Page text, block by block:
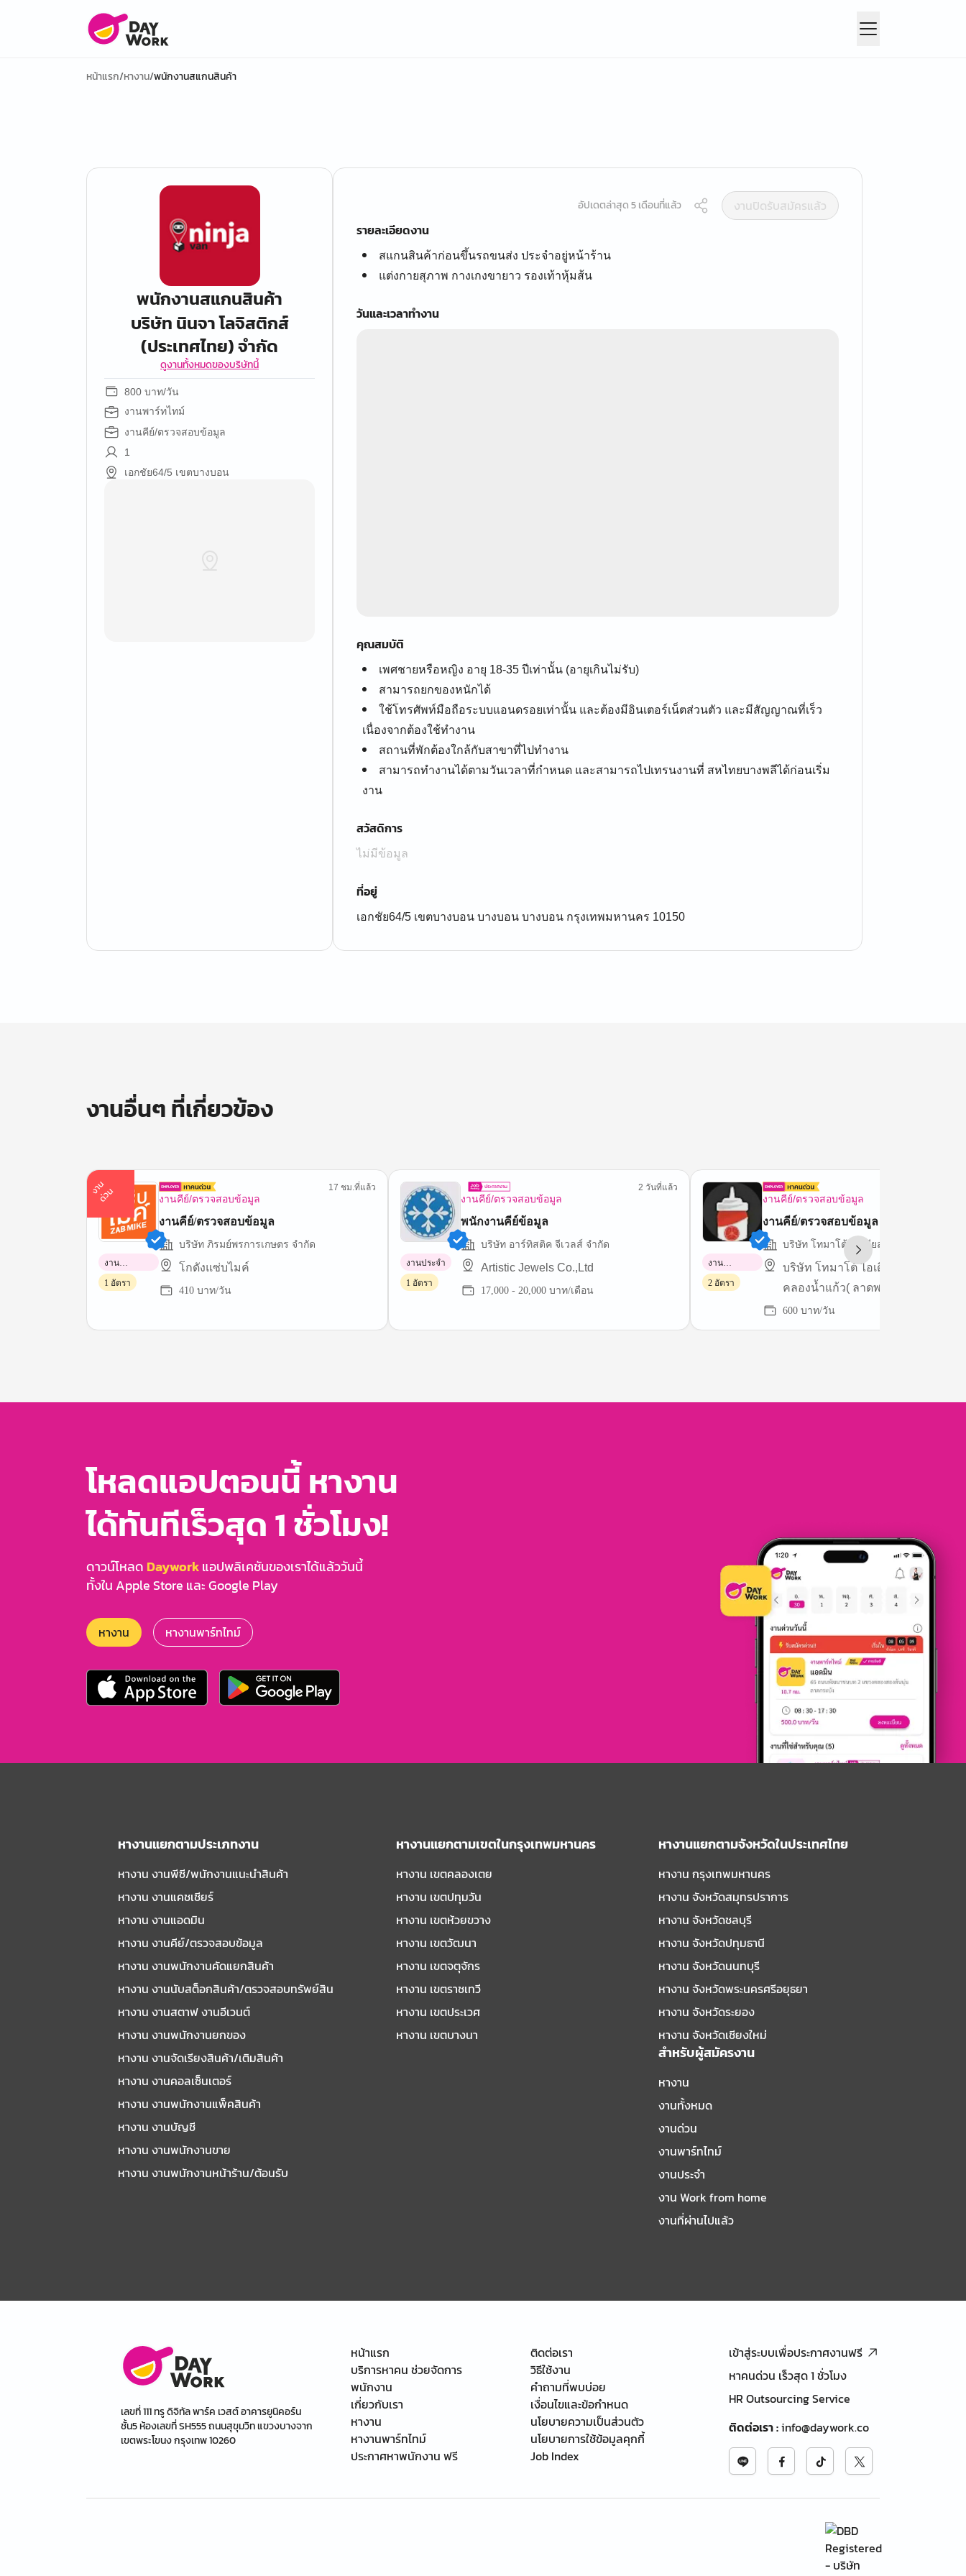
หน้าแรก/หางาน/พนักงานสแกนสินค้า
พนักงานสแกนสินค้า
บริษัท นินจา โลจิสติกส์
(ประเทศไทย) จำกัด
ดูงานทั้งหมดของบริษัทนี้
800 บาท/วัน
งานพาร์ทไทม์
งานคีย์/ตรวจสอบข้อมูล
1
เอกชัย64/5 เขตบางบอน
อัปเดตล่าสุด 5 เดือนที่แล้ว
งานปิดรับสมัครแล้ว
รายละเอียดงาน
สแกนสินค้าก่อนขึ้นรถขนส่ง ประจำอยู่หน้าร้าน
แต่งกายสุภาพ กางเกงขายาว รองเท้าหุ้มส้น
วันและเวลาทำงาน
คุณสมบัติ
เพศชายหรือหญิง อายุ 18-35 ปีเท่านั้น (อายุเกินไม่รับ)
สามารถยกของหนักได้
ใช้โทรศัพท์มือถือระบบแอนดรอยเท่านั้น และต้องมีอินเตอร์เน็ตส่วนตัว และมีสัญญาณที่เร็ว
เนื่องจากต้องใช้ทำงาน
สถานที่พักต้องใกล้กับสาขาที่ไปทำงาน
สามารถทำงานได้ตามวันเวลาที่กำหนด และสามารถไปเทรนงานที่ สหไทยบางพลีได้ก่อนเริ่ม
งาน
สวัสดิการ
ไม่มีข้อมูล
ที่อยู่
เอกชัย64/5 เขตบางบอน บางบอน บางบอน กรุงเทพมหานคร 10150
งานอื่นๆ ที่เกี่ยวข้อง
ง
า
น
ด่
ว
น งานคีย์/ตรวจสอบข้อมูล
17 ชม.ที่แล้ว
งานคีย์/ตรวจสอบข้อมูล
บริษัท ภิรมย์พรการเกษตร จำกัด
โกดังแซ่บไมค์
410 บาท/วัน
งาน
พาร์ทไทม์
1 อัตรา
งานคีย์/ตรวจสอบข้อมูล
2 วันที่แล้ว
พนักงานคีย์ข้อมูล
บริษัท อาร์ทิสติค จีเวลส์ จํากัด
Artistic Jewels Co.,Ltd
17,000 - 20,000 บาท/เดือน
งานประจำ
1 อัตรา
งานคีย์/ตรวจสอบข้อมูล
งานคีย์/ตรวจสอบข้อมูล
บริษัท โทมาโต้ ไอเดียส์ จำกัด
บริษัท โทมาโต้ ไอเดียส์ จำกัด (21 ซ
คลองน้ำแก้ว( ลาดพร้าว42))
600 บาท/วัน
งาน
พาร์ทไทม์
2 อัตรา
โหลดแอปตอนนี้ หางาน
ได้ทันทีเร็วสุด 1 ชั่วโมง!
ดาวน์โหลด Dayworkแอปพลิเคชันของเราได้แล้ววันนี้
ทั้งใน Apple Store และ Google Play
หางาน หางานพาร์ทไทม์
หางานแยกตามประเภทงาน
หางาน งานพีซี/พนักงานแนะนําสินค้า
หางาน งานแคชเชียร์
หางาน งานแอดมิน
หางาน งานคีย์/ตรวจสอบข้อมูล
หางาน งานพนักงานคัดแยกสินค้า
หางาน งานนับสต็อกสินค้า/ตรวจสอบทรัพย์สิน
หางาน งานสตาฟ งานอีเวนต์
หางาน งานพนักงานยกของ
หางาน งานจัดเรียงสินค้า/เติมสินค้า
หางาน งานคอลเซ็นเตอร์
หางาน งานพนักงานแพ็คสินค้า
หางาน งานบัญชี
หางาน งานพนักงานขาย
หางาน งานพนักงานหน้าร้าน/ต้อนรับ
หางานแยกตามเขตในกรุงเทพมหานคร
หางาน เขตคลองเตย
หางาน เขตปทุมวัน
หางาน เขตห้วยขวาง
หางาน เขตวัฒนา
หางาน เขตจตุจักร
หางาน เขตราชเทวี
หางาน เขตประเวศ
หางาน เขตบางนา
หางานแยกตามจังหวัดในประเทศไทย
หางาน กรุงเทพมหานคร
หางาน จังหวัดสมุทรปราการ
หางาน จังหวัดชลบุรี
หางาน จังหวัดปทุมธานี
หางาน จังหวัดนนทบุรี
หางาน จังหวัดพระนครศรีอยุธยา
หางาน จังหวัดระยอง
หางาน จังหวัดเชียงใหม่
สำหรับผู้สมัครงาน
หางาน
งานทั้งหมด
งานด่วน
งานพาร์ทไทม์
งานประจำ
งาน Work from home
งานที่ผ่านไปแล้ว
เลขที่ 111 ทรู ดิจิทัล พาร์ค เวสต์ อาคารยูนิคอร์น
ชั้น5 ห้องเลขที่ SH555 ถนนสุขุมวิท แขวงบางจาก
เขตพระโขนง กรุงเทพ 10260
หน้าแรก
บริการหาคน ช่วยจัดการ
พนักงาน
เกี่ยวกับเรา
หางาน
หางานพาร์ทไทม์
ประกาศหาพนักงาน ฟรี
ติดต่อเรา
วิธีใช้งาน
คำถามที่พบบ่อย
เงื่อนไขและข้อกำหนด
นโยบายความเป็นส่วนตัว
นโยบายการใช้ข้อมูลคุกกี้
Job Index
เข้าสู่ระบบเพื่อประกาศงานฟรี
หาคนด่วน เร็วสุด 1 ชั่วโมง
HR Outsourcing Service
ติดต่อเรา:info@daywork.co